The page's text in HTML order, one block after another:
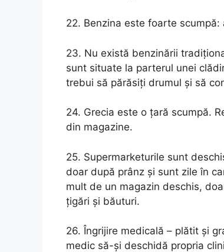
22. Benzina este foarte scumpă:
23. Nu există benzinării
sunt situate la parterul unei
trebui să părăsiți drumul și să
24. Grecia este o țară scumpă.
din magazine.
25. Supermarketurile sunt
doar după prânz și sunt zile în
mult de un magazin deschis,
țigări și băuturi.
26. Îngrijire medicală – plătit și
medic să-și deschidă propria